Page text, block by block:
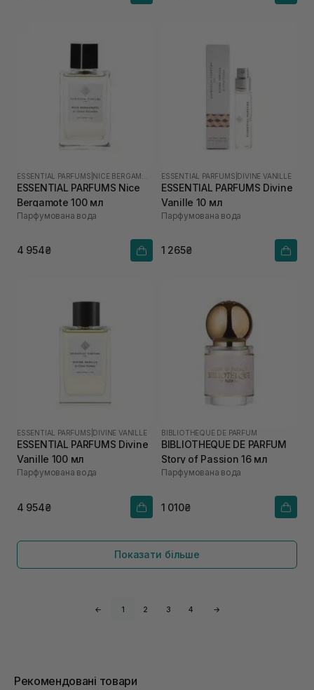
ESSENTIAL PARFUMS
ESSENTIAL PARFUMS Nice
Bergamote 100 мл
Парфумована вода
4 954₴
ESSENTIAL PARFUMS DIVINE VANILLE
ESSENTIAL PARFUMS Divine
Vanille 10 мл
Парфумована вода
1 265₴
ESSENTIAL PARFUMS DIVINE VANILLE
ESSENTIAL PARFUMS Divine
Vanille 100 мл
Парфумована вода
4 954₴
BIBLIOTHEQUE DE PARFUM
BIBLIOTHEQUE DE PARFUM
Story of Passion 16 мл
Парфумована вода
1 010₴
Показати більше
← 1 2 3 4 →
Рекомендовані товари